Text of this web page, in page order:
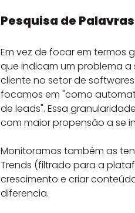
Pesquisa de
Em vez de focar em termos
que indicam um problema a
cliente no setor de
focamos em "como
de leads". Essa
com maior propensão a se
Monitoramos também as
Trends (filtrado para a
crescimento e criar
diferencia.